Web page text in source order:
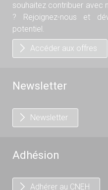
souhaitez contribuer avec
? Rejoignez-nous et
potentiel.
Accéder aux offres
Newsletter
Newsletter
Adhésion
Adhérer au CNEH